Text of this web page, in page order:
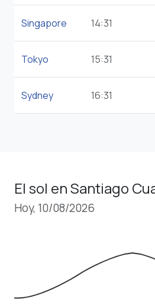
Singapore 14:31
Tokyo 15:31
Sydney 16:31
El sol en Santiago
Hoy, 10/08/2026